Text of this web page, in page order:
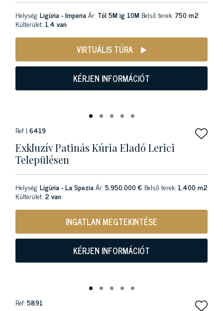
Helység:Ligùria - ImperiaÁr: Tól 5M ig 10M Belső terek: 750 m2
Külterület: 1.4 van
VIRTUÁLIS TÚRA
KÉRJEN INFORMÁCIÓT
Ref | 6419
Exkluzív Patinás Kúria Eladó Lerici
Településen
Helység:Ligùria - La SpeziaÁr:5.950.000 € Belső terek: 1,400 m2
Külterület: 2 van
INGATLAN MEGTEKINTÉSE
KÉRJEN INFORMÁCIÓT
Ref:5891